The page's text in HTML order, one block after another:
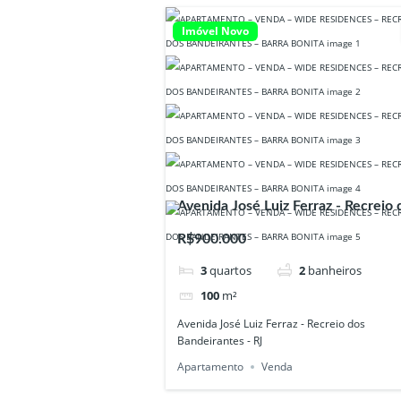
Imóvel Novo
Avenida José Luiz Ferraz - Recreio
R$900.000
3quartos 2 banheiros
100 m²
Avenida José Luiz Ferraz - Recreio dos
Bandeirantes - RJ
Apartamento
Venda